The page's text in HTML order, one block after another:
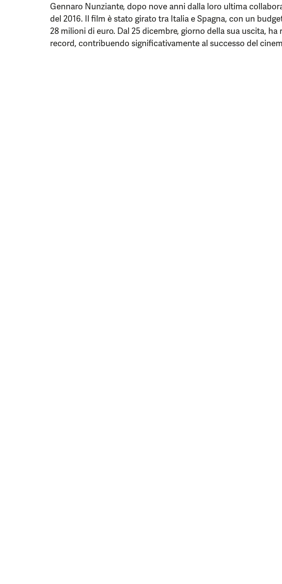
Gennaro Nunziante, dopo nove anni dalla loro ultima
del 2016. Il film è stato girato tra Italia e Spagna, con un
28 milioni di euro. Dal 25 dicembre, giorno della sua uscita, ha
record, contribuendo significativamente al successo del